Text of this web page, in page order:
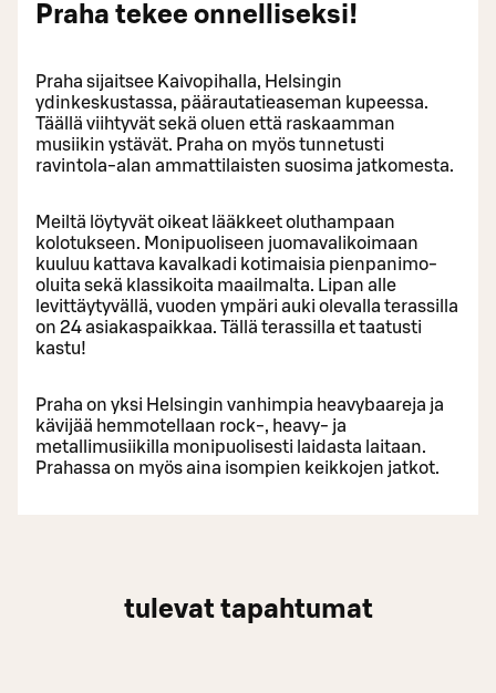
Praha tekee onnelliseksi!
Praha sijaitsee Kaivopihalla, Helsingin
ydinkeskustassa, päärautatieaseman kupeessa.
Täällä viihtyvät sekä oluen että raskaamman
musiikin ystävät. Praha on myös tunnetusti
ravintola-alan ammattilaisten suosima jatkomesta.
Meiltä löytyvät oikeat lääkkeet oluthampaan
kolotukseen. Monipuoliseen juomavalikoimaan
kuuluu kattava kavalkadi kotimaisia pienpanimo-
oluita sekä klassikoita maailmalta. Lipan alle
levittäytyvällä, vuoden ympäri auki olevalla terassilla
on 24 asiakaspaikkaa. Tällä terassilla et taatusti
kastu!
Praha on yksi Helsingin vanhimpia heavybaareja ja
kävijää hemmotellaan rock-, heavy- ja
metallimusiikilla monipuolisesti laidasta laitaan.
Prahassa on myös aina isompien keikkojen jatkot.
tulevat tapahtumat